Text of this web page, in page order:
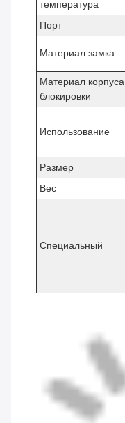
температура
Порт
Материал замка
Материал корпуса
блокировки
Использование
Размер
Вес
Специальный